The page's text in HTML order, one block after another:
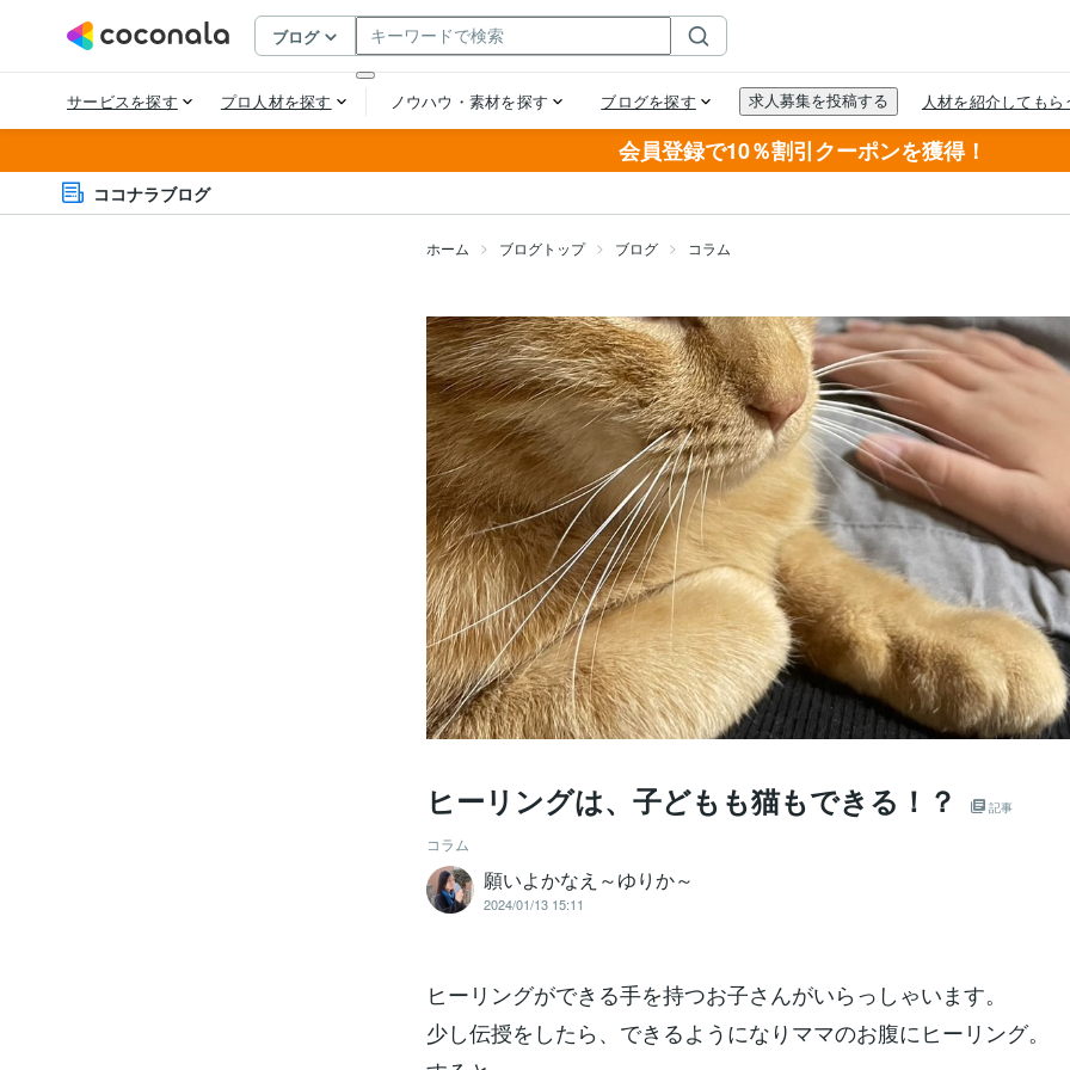
会員登録で10％割引クーポンを獲得！
ココナラブログ
ホーム ブログトップ ブログ コラム
ヒーリングは、子どもも猫もできる！？ 記事
コラム
願いよかなえ～ゆりか～
2024/01/13 15:11
ヒーリングができる手を持つお子さんがいらっしゃいます。
少し伝授をしたら、できるようになりママのお腹にヒーリング。